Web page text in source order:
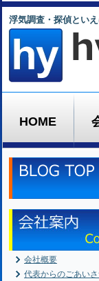
浮気調査・探偵とい
HOME
会社概要
代表からのごあい